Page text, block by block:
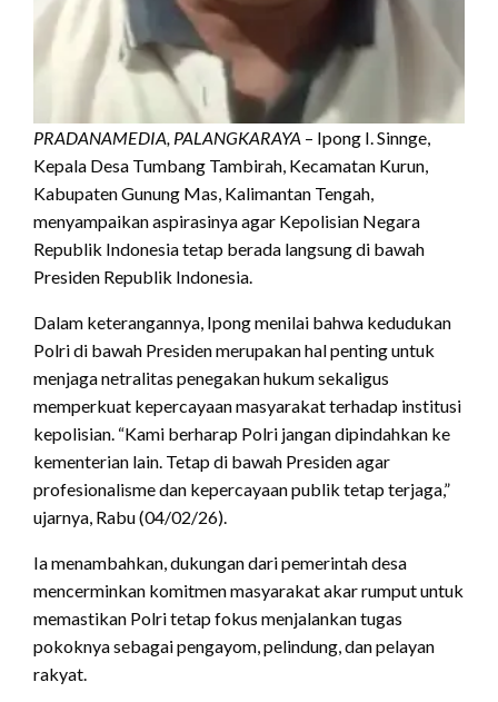
PRADANAMEDIA, PALANGKARAYA – Ipong I. Sinnge,
Kepala Desa Tumbang Tambirah, Kecamatan Kurun,
Kabupaten Gunung Mas, Kalimantan Tengah,
menyampaikan aspirasinya agar Kepolisian Negara
Republik Indonesia tetap berada langsung di bawah
Presiden Republik Indonesia.
Dalam keterangannya, Ipong menilai bahwa kedudukan
Polri di bawah Presiden merupakan hal penting untuk
menjaga netralitas penegakan hukum sekaligus
memperkuat kepercayaan masyarakat terhadap institusi
kepolisian. “Kami berharap Polri jangan dipindahkan ke
kementerian lain. Tetap di bawah Presiden agar
profesionalisme dan kepercayaan publik tetap terjaga,”
ujarnya, Rabu (04/02/26).
Ia menambahkan, dukungan dari pemerintah desa
mencerminkan komitmen masyarakat akar rumput untuk
memastikan Polri tetap fokus menjalankan tugas
pokoknya sebagai pengayom, pelindung, dan pelayan
rakyat.